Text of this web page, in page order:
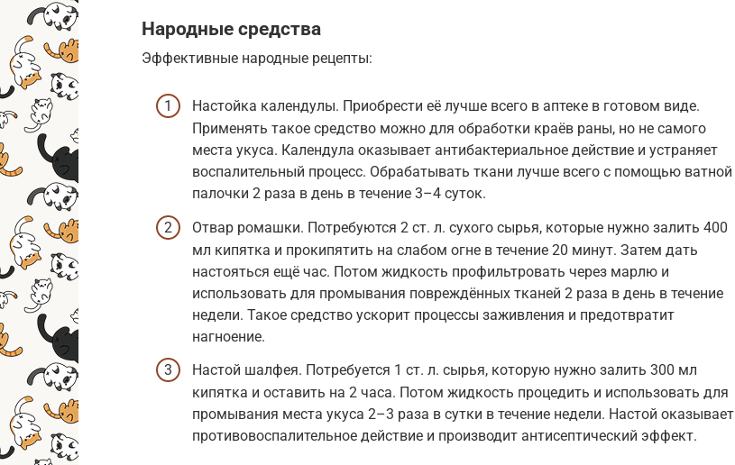
Народные средства
Эффективные народные рецепты:
Настойка календулы. Приобрести её лучше всего в аптеке в готовом виде.
Применять такое средство можно для обработки краёв раны, но не самого
места укуса. Календула оказывает антибактериальное действие и устраняет
воспалительный процесс. Обрабатывать ткани лучше всего с помощью ватной
палочки 2 раза в день в течение 3–4 суток.
Отвар ромашки. Потребуются 2 ст. л. сухого сырья, которые нужно залить 400
мл кипятка и прокипятить на слабом огне в течение 20 минут. Затем дать
настояться ещё час. Потом жидкость профильтровать через марлю и
использовать для промывания повреждённых тканей 2 раза в день в течение
недели. Такое средство ускорит процессы заживления и предотвратит
нагноение.
Настой шалфея. Потребуется 1 ст. л. сырья, которую нужно залить 300 мл
кипятка и оставить на 2 часа. Потом жидкость процедить и использовать для
промывания места укуса 2–3 раза в сутки в течение недели. Настой оказывает
противовоспалительное действие и производит антисептический эффект.